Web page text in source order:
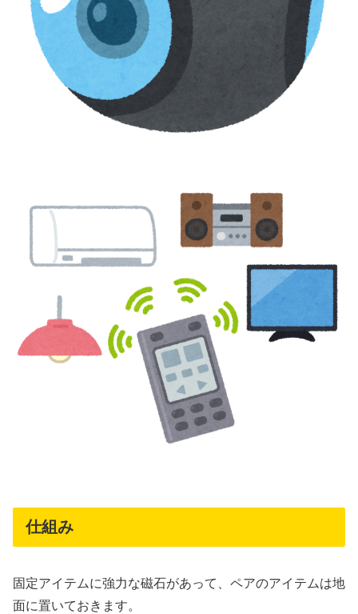
仕組み
固定アイテムに強力な磁石があって、ペアのアイテムは地
面に置いておきます。